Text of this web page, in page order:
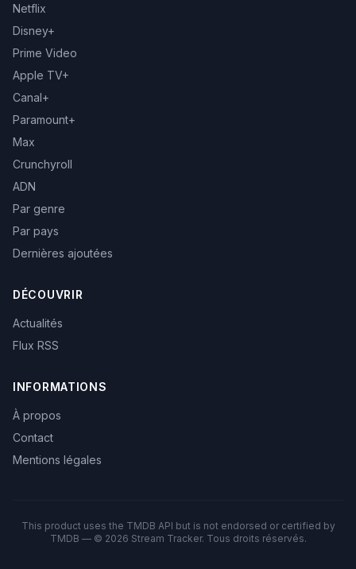
Netflix
Disney+
Prime Video
Apple TV+
Canal+
Paramount+
Max
Crunchyroll
ADN
Par genre
Par pays
Dernières ajoutées
DÉCOUVRIR
Actualités
Flux RSS
INFORMATIONS
À propos
Contact
Mentions légales
This product uses the TMDB API but is not endorsed or certified by
TMDB — © 2026 Stream Tracker. Tous droits réservés.